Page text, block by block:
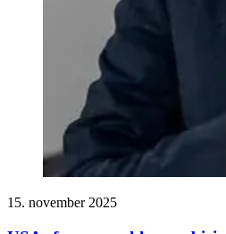
15. november 2025